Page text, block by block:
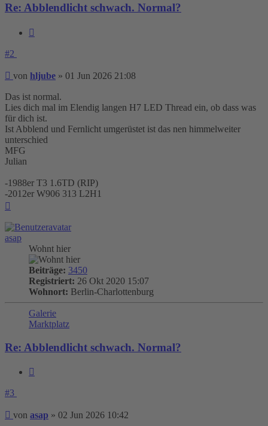
Re: Abblendlicht schwach. Normal?
#2
Beitrag
von hljube » 01 Jun 2026 21:08
Das ist normal.
Lies dich mal im Elendig langen H7 LED Thread ein, ob dass was
für dich ist.
Ist Abblend und Fernlicht umgerüstet ist das nen himmelweiter
unterschied
MFG
Julian
-1988er T3 1.6TD (RIP)
-2012er W906 313 L2H1
asap
Wohnt hier
Beiträge: 3450
Registriert: 26 Okt 2020 15:07
Wohnort: Berlin-Charlottenburg
Galerie
Marktplatz
Re: Abblendlicht schwach. Normal?
#3
Beitrag
von asap » 02 Jun 2026 10:42